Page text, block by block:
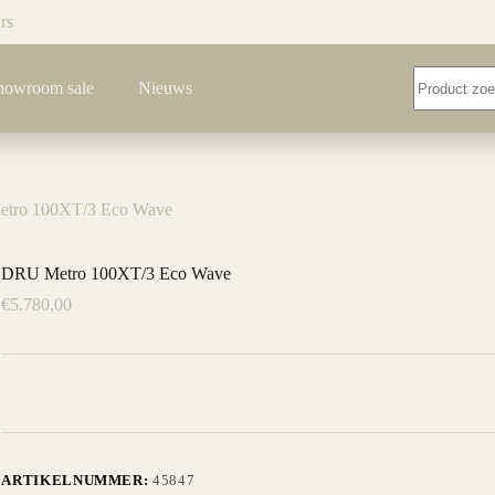
sale Nieuws
resultaten
100XT/3 Eco Wave
DRU Metro 100XT/3 Eco Wave
€5.780,00
ARTIKELNUMMER:45847